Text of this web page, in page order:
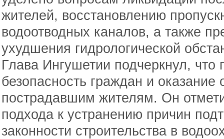
жителей, восстановлению
водоотводных каналов, а также
ухудшения гидрологической
Глава Ингушетии подчеркнул, что
безопасность граждан и
пострадавшим жителям. Он
подхода к устранению причин
законности строительства в